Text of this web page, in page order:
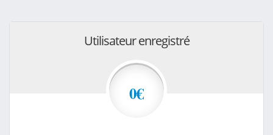
Utilisateur enregistré
0€